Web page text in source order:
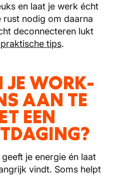
en laat je werk écht
rust nodig om daarna
deconnecteren lukt
tips.
JE WORK-
AAN TE
EEN
je energie én laat
vindt. Soms helpt